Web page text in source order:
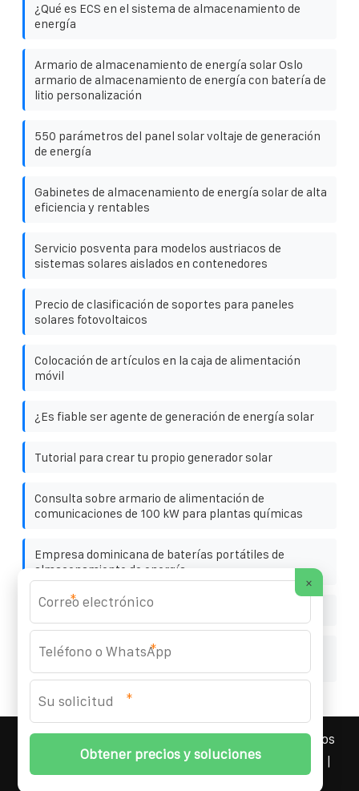
¿Qué es ECS en el sistema de almacenamiento de
energía
Armario de almacenamiento de energía solar Oslo
armario de almacenamiento de energía con batería de
litio personalización
550 parámetros del panel solar voltaje de generación
de energía
Gabinetes de almacenamiento de energía solar de alta
eficiencia y rentables
Servicio posventa para modelos austriacos de
sistemas solares aislados en contenedores
Precio de clasificación de soportes para paneles
solares fotovoltaicos
Colocación de artículos en la caja de alimentación
móvil
¿Es fiable ser agente de generación de energía solar
Tutorial para crear tu propio generador solar
Consulta sobre armario de alimentación de
comunicaciones de 100 kW para plantas químicas
Empresa dominicana de baterías portátiles de
almacenamiento de energía
Red inteligente de México
Precio de fábrica para interruptores de 480 V en
YOUFOTO INDUSTRIAL SOLAR
2026 Todos los
derechos reservados. | Teléfono:+34 91 527 43 18
×
*
*
*